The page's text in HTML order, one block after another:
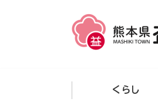
くらし